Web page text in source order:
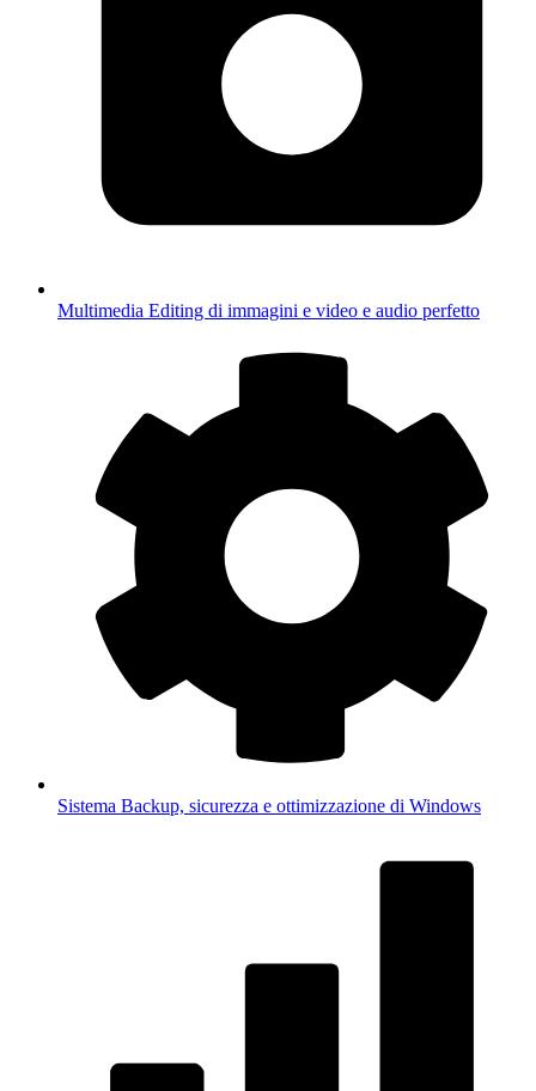
Multimedia Editing di immagini e video e audio perfetto
Sistema Backup, sicurezza e ottimizzazione di Windows